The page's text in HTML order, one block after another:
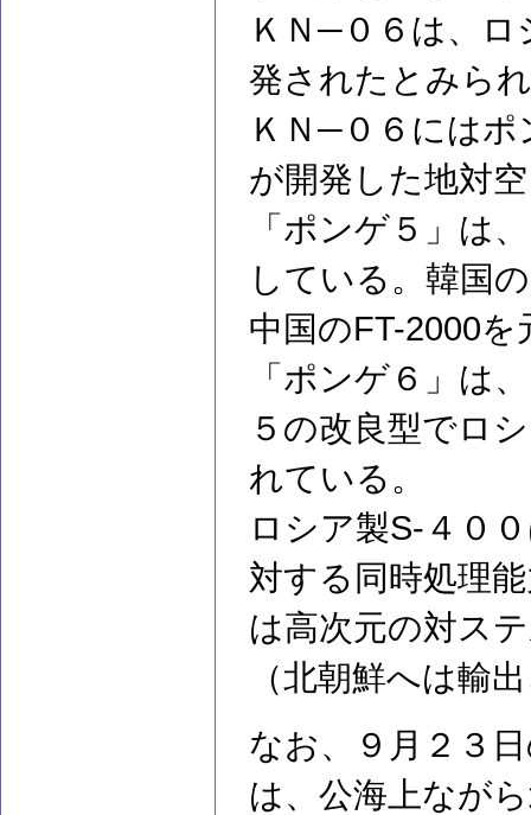
ＫＮ─０６は、
発されたとみら
ＫＮ─０６には
が開発した地対
「ポンゲ５」は
している。韓国
中国のFT-2000
「ポンゲ６」は
５の改良型でロ
れている。
ロシア製S-４０
対する同時処理
は高次元の対ス
（北朝鮮へは輸
なお、９月２３
は、公海上なが